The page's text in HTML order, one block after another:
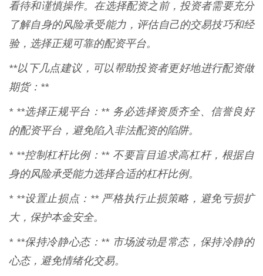
看待和谨慎操作。在选择配资之前，投资者需要充分
了解自身的风险承受能力，评估自己的交易技巧和经
验，选择正规可靠的配资平台。
**以下几点建议，可以帮助投资者更好地进行配资做
期货：**
* **选择正规平台：** 务必选择资质齐全、信誉良好
的配资平台，避免陷入非法配资的陷阱。
* **控制杠杆比例：** 不要盲目追求高杠杆，根据自
身的风险承受能力选择合适的杠杆比例。
* **设置止损点：** 严格执行止损策略，避免亏损扩
大，保护本金安全。
* **保持冷静心态：** 市场波动是常态，保持冷静的
心态，避免情绪化交易。